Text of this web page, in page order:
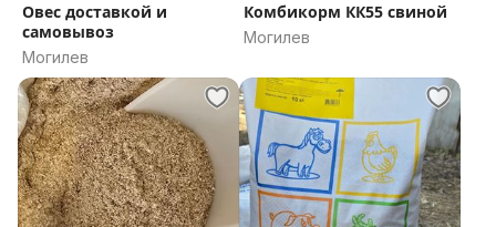
Овес доставкой и
самовывоз
Могилев
Комбикорм КК55 свиной
Могилев